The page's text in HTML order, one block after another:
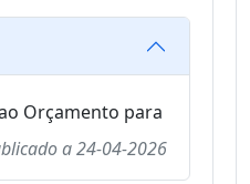
Orçamento para
a24-04-2026